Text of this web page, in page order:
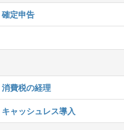
確定申告
消費税の経理
キャッシュレス導入